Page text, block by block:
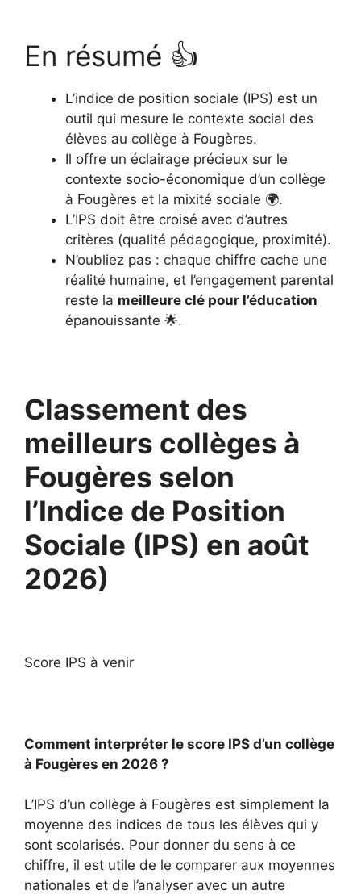
En résumé 👍
L’indice de position sociale (IPS) est un
outil qui mesure le contexte social des
élèves au collège à Fougères.
Il offre un éclairage précieux sur le
contexte socio-économique d’un collège
à Fougères et la mixité sociale 🌍.
L’IPS doit être croisé avec d’autres
critères (qualité pédagogique, proximité).
N’oubliez pas : chaque chiffre cache une
réalité humaine, et l’engagement parental
reste la meilleure clé pour l’éducation
épanouissante 🌟.
Classement des
meilleurs collèges à
Fougères selon
l’Indice de Position
Sociale (IPS) en août
2026)
Score IPS à venir
Comment interpréter le score IPS d’un collège
à Fougères en 2026 ?
L’IPS d’un collège à Fougères est simplement la
moyenne des indices de tous les élèves qui y
sont scolarisés. Pour donner du sens à ce
chiffre, il est utile de le comparer aux moyennes
nationales et de l’analyser avec un autre